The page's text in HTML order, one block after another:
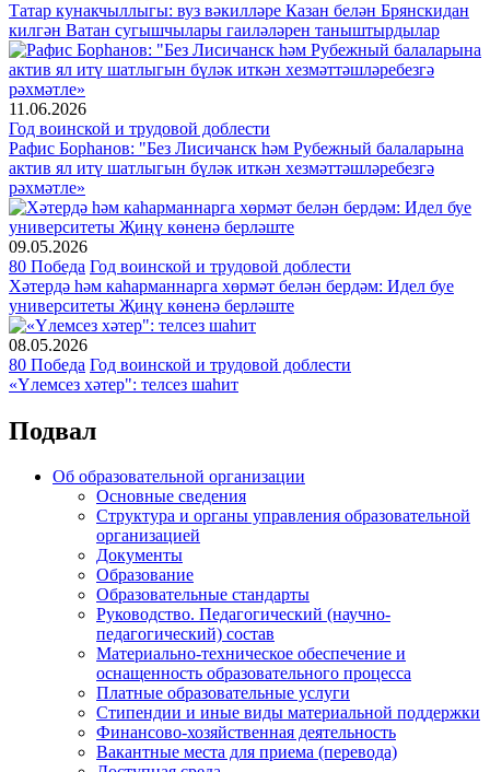
Татар кунакчыллыгы: вуз вәкилләре Казан белән Брянскидан
килгән Ватан сугышчылары гаиләләрен таныштырдылар
11.06.2026
Год воинской и трудовой доблести
Рафис Борһанов: "Без Лисичанск һәм Рубежный балаларына
актив ял итү шатлыгын бүләк иткән хезмәттәшләребезгә
рәхмәтле»
09.05.2026
80 Победа Год воинской и трудовой доблести
Хәтердә һәм каһарманнарга хөрмәт белән бердәм: Идел буе
университеты Җиңү көненә берләште
08.05.2026
80 Победа Год воинской и трудовой доблести
«Үлемсез хәтер": телсез шаһит
Подвал
Об образовательной организации
Основные сведения
Структура и органы управления образовательной
организацией
Документы
Образование
Образовательные стандарты
Руководство. Педагогический (научно-
педагогический) состав
Материально-техническое обеспечение и
оснащенность образовательного процесса
Платные образовательные услуги
Стипендии и иные виды материальной поддержки
Финансово-хозяйственная деятельность
Вакантные места для приема (перевода)